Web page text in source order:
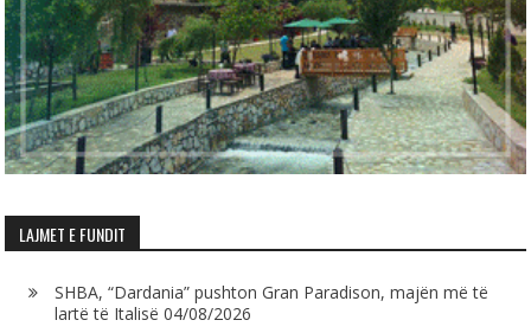
LAJMET E FUNDIT
SHBA, “Dardania” pushton Gran Paradison, majën më të
lartë të Italisë 04/08/2026